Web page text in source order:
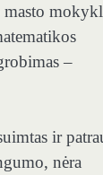
masto
–
ir
nėra